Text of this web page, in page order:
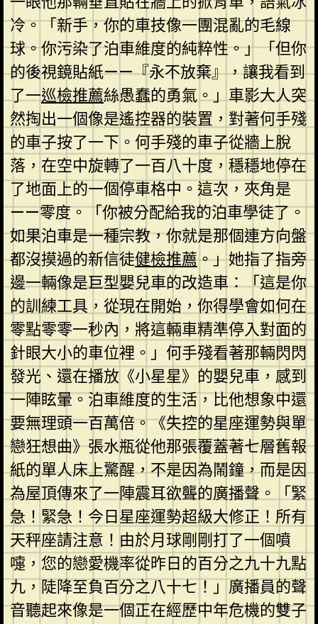
冷。「新手，你的車技像一團混亂的毛線
球。你污染了泊車維度的純粹性。」「但你
的後視鏡貼紙——『永不放棄』，讓我看到
了一巡檢推薦絲愚蠢的勇氣。」車影大人突
然掏出一個像是遙控器的裝置，對著何手殘
的車子按了一下。何手殘的車子從牆上脫
落，在空中旋轉了一百八十度，穩穩地停在
了地面上的一個停車格中。這次，夾角是
——零度。「你被分配給我的泊車學徒了。
如果泊車是一種宗教，你就是那個連方向盤
都沒摸過的新信徒健檢推薦。」她指了指旁
邊一輛像是巨型嬰兒車的改造車：「這是你
的訓練工具，從現在開始，你得學會如何在
零點零零一秒內，將這輛車精準停入對面的
針眼大小的車位裡。」何手殘看著那輛閃閃
發光、還在播放《小星星》的嬰兒車，感到
一陣眩暈。泊車維度的生活，比他想象中還
要無理頭一百萬倍。《失控的星座運勢與單
戀狂想曲》張水瓶從他那張覆蓋著七層舊報
紙的單人床上驚醒，不是因為鬧鐘，而是因
為屋頂傳來了一陣震耳欲聾的廣播聲。「緊
急！緊急！今日星座運勢超級大修正！所有
天秤座請注意！由於月球剛剛打了一個噴
嚏，您的戀愛機率從昨日的百分之九十九點
九，陡降至負百分之八十七！」廣播員的聲
音聽起來像是一個正在經歷中年危機的雙子